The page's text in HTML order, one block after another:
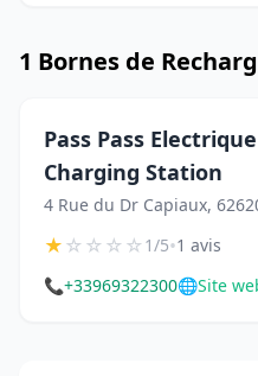
1 Bornes de
Pass Pass Electrique
Charging Station
4 Rue du Dr Capiaux,
★☆☆☆☆1/5•1 avis
📞+33969322300🌐Site